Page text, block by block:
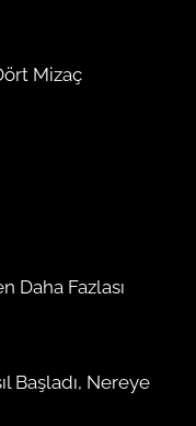
Mizaç
Daha Fazlası
Başladı, Nereye